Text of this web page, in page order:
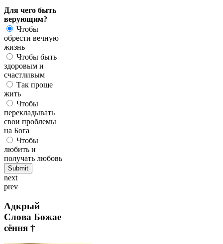
Для чего быть
верующим?
Чтобы
обрести вечную
жизнь
Чтобы быть
здоровым и
счастливым
Так проще
жить
Чтобы
перекладывать
свои проблемы
на Бога
Чтобы
любить и
получать любовь
next
prev
Адкрый
Слова Божае
сёння †